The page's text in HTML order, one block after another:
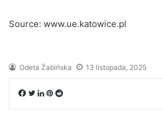
Source: www.ue.katowice.pl
Odeta Żabińska 13 listopada, 2025
Facebook
Twitter
LinkedIn
Pinterest
Reddit